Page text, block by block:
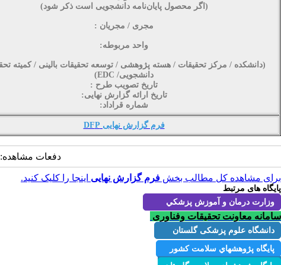
(اگر محصول پایان‌نامه دانشجویی است ذکر شود)
مجری / مجریان :
واحد مربوطه:
(دانشکده / مرکز تحقیقات / هسته پژوهشی / توسعه تحقیقات بالینی / کمیته
دانشجویی/ EDC
)
تاریخ تصویب طرح :
تاریخ ارائه گزارش نهایی:
شماره قراداد:
فرم گزارش نهایی P‏DF
دفعات مشاهده: 2805
برای مشاهده کل مطالب بخش فرم گزارش نهایی اینجا را کلیک کنید.
پایگاه های مرتبط
وزارت درمان و آموزش پزشكي
سامانه معاونت تحقیقات وفناوری
دانشگاه علوم پزشکی گلستان
پايگاه پژوهشهاي سلامت كشور